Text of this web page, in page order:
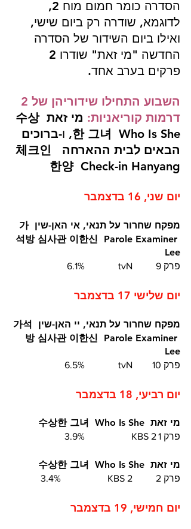
הסדרה כומר חמום מוח 2,
לדוגמא, שודרה רק ביום שישי,
ואילו ביום השידור של הסדרה
פרקים בערב אחד.
דרמות קוריאניות:
מי זאת  수상
한 그녀  Who Is She, ו-ברוכים
הבאים לבית ההארחה  체크인
한양  Check-in Hanyang
יום שני, 16 בדצמבר
מפקח שחרור על תנאי, אי האן-שין 가
석방 심사관 이한신
Parole Examiner
Lee
פרק 9	tvN		6.1%
יום שלישי 17 בדצמבר
מפקח שחרור על תנאי, יי האן-שין
가석
방 심사관 이한신
Parole Examiner
Lee
פרק 10 	tvN		6.5%
יום רביעי, 18 בדצמבר
מי זאת  수상한 그녀  Who Is She
פרק 1	KBS 2		3.9%
מי זאת  수상한 그녀  Who Is She
פרק 2	KBS 2		3.4%
יום חמישי, 19 בדצמבר